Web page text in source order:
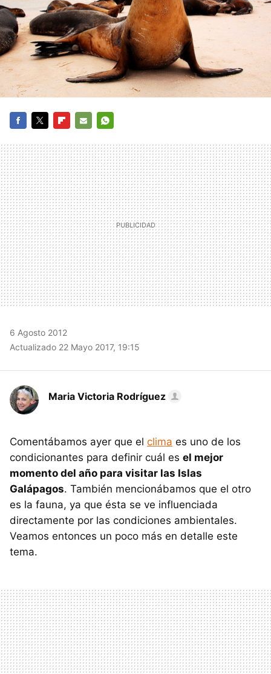
MAIL
6 Agosto 2012
Actualizado 22 Mayo 2017, 19:15
Maria Victoria Rodríguez
Comentábamos ayer que el clima es uno de los
condicionantes para definir cuál es el mejor
momento del año para visitar las Islas
Galápagos. También mencionábamos que el otro
es la fauna, ya que ésta se ve influenciada
directamente por las condiciones ambientales.
Veamos entonces un poco más en detalle este
tema.